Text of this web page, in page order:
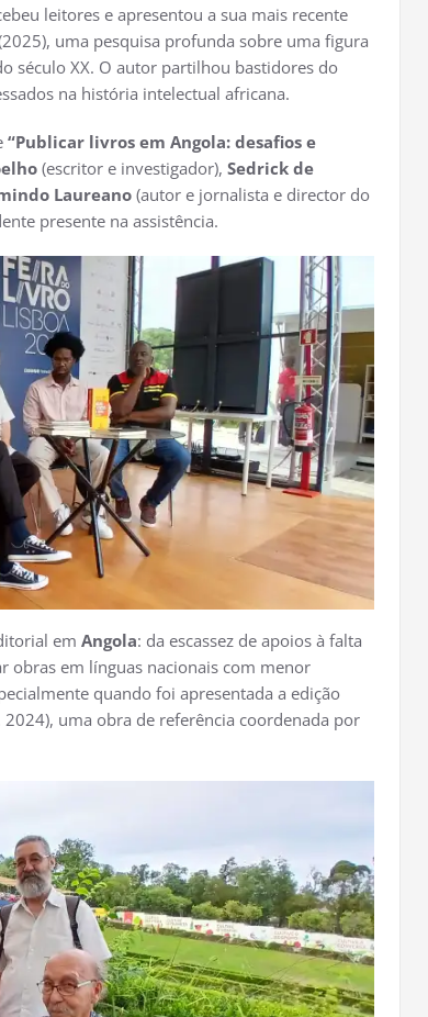
leitores e apresentou a sua mais recente
uma pesquisa profunda sobre uma figura
século XX. O autor partilhou bastidores do
na história intelectual africana.
“Publicar livros em Angola: desafios e
(escritor e investigador), Sedrick de
Laureano (autor e jornalista e director do
presente na assistência.
em Angola: da escassez de apoios à falta
obras em línguas nacionais com menor
quando foi apresentada a edição
2024), uma obra de referência coordenada por